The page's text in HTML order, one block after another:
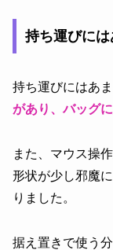
持ち運びに
持ち運びにはあ
があり、バッグ
また、マウス操
形状が少し邪魔
りました。
据え置きで使う